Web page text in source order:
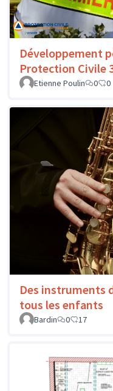
Développement
Protection Civile
Etienne Poulin
0 0
Des instruments
tous les enfants
Bardin
0 17